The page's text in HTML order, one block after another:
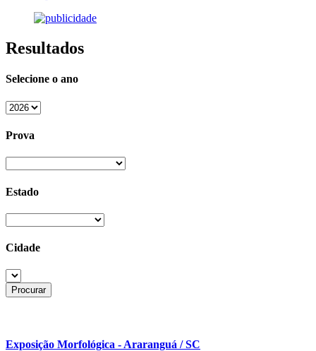
Resultados
Selecione o ano
Prova
Estado
Cidade
Exposição Morfológica - Araranguá / SC